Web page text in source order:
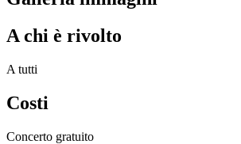
A chi è rivolto
A tutti
Costi
Concerto gratuito